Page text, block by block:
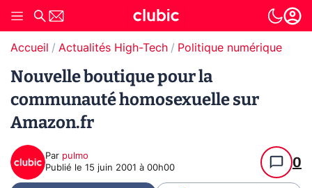
Accueil Actualités High-Tech Politique numérique
Nouvelle boutique pour la
communauté homosexuelle sur
Amazon.fr
Par pulmo
Publié le 15 juin 2001 à 00h00 0